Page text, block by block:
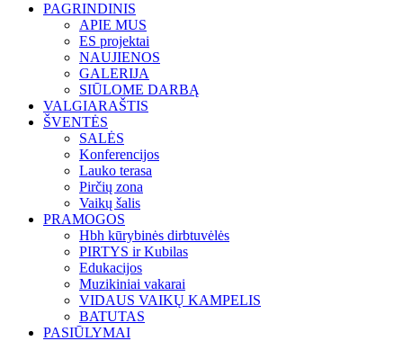
PAGRINDINIS
APIE MUS
ES projektai
NAUJIENOS
GALERIJA
SIŪLOME DARBĄ
VALGIARAŠTIS
ŠVENTĖS
SALĖS
Konferencijos
Lauko terasa
Pirčių zona
Vaikų šalis
PRAMOGOS
Hbh kūrybinės dirbtuvėlės
PIRTYS ir Kubilas
Edukacijos
Muzikiniai vakarai
VIDAUS VAIKŲ KAMPELIS
BATUTAS
PASIŪLYMAI